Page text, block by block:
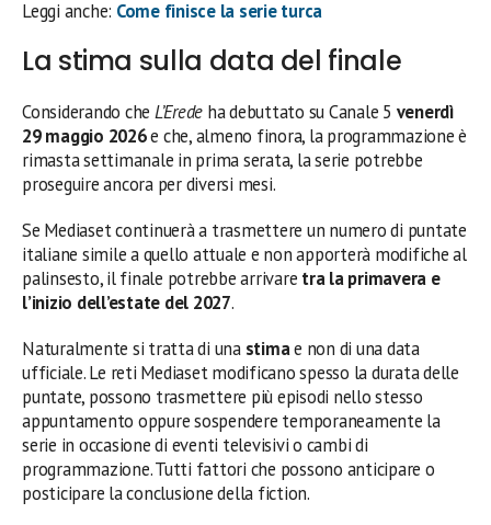
Leggi anche: Come finisce la serie turca
La stima sulla data del finale
Considerando che L’Erede ha debuttato su Canale 5 venerdì
29 maggio 2026e che, almeno finora, la programmazione è
rimasta settimanale in prima serata, la serie potrebbe
proseguire ancora per diversi mesi.
Se Mediaset continuerà a trasmettere un numero di puntate
italiane simile a quello attuale e non apporterà modifiche al
palinsesto, il finale potrebbe arrivare tra la primavera e
l’inizio dell’estate del 2027.
Naturalmente si tratta di una stimae non di una data
ufficiale. Le reti Mediaset modificano spesso la durata delle
puntate, possono trasmettere più episodi nello stesso
appuntamento oppure sospendere temporaneamente la
serie in occasione di eventi televisivi o cambi di
programmazione. Tutti fattori che possono anticipare o
posticipare la conclusione della fiction.